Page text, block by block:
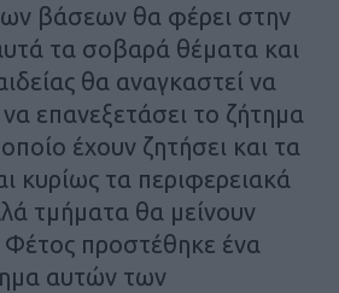
βάσεων θα φέρει στην
τα σοβαρά θέματα και
θα αναγκαστεί να
επανεξετάσει το ζήτημα
έχουν ζητήσει και τα
κυρίως τα περιφερειακά
τμήματα θα μείνουν
Φέτος προστέθηκε ένα
αυτών των